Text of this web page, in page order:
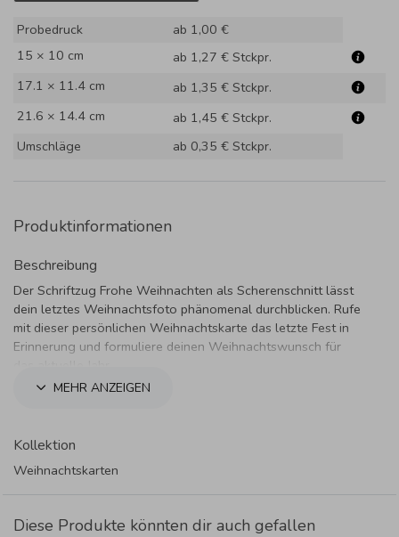
Probedruck
ab 1,00 €
15 × 10 cm
ab 1,27 € Stckpr.
17.1 × 11.4 cm
ab 1,35 € Stckpr.
21.6 × 14.4 cm
ab 1,45 € Stckpr.
Umschläge
ab 0,35 € Stckpr.
Produktinformationen
Beschreibung
Der Schriftzug Frohe Weihnachten als Scherenschnitt lässt
dein letztes Weihnachtsfoto phänomenal durchblicken. Rufe
mit dieser persönlichen Weihnachtskarte das letzte Fest in
Erinnerung und formuliere deinen Weihnachtswunsch für
MEHR ANZEIGEN
Kollektion
Weihnachtskarten
Diese Produkte könnten dir auch gefallen